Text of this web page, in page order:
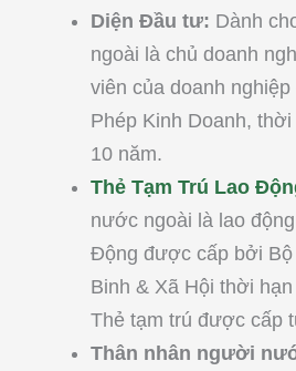
Diện Đầu tư: Dành
ngoài là chủ doanh
viên của doanh
Phép Kinh Doanh,
10 năm.
Thẻ Tạm Trú Lao
nước ngoài là lao
Động được cấp bởi
Binh & Xã Hội thời
Thẻ tạm trú được cấp
Thân nhân người